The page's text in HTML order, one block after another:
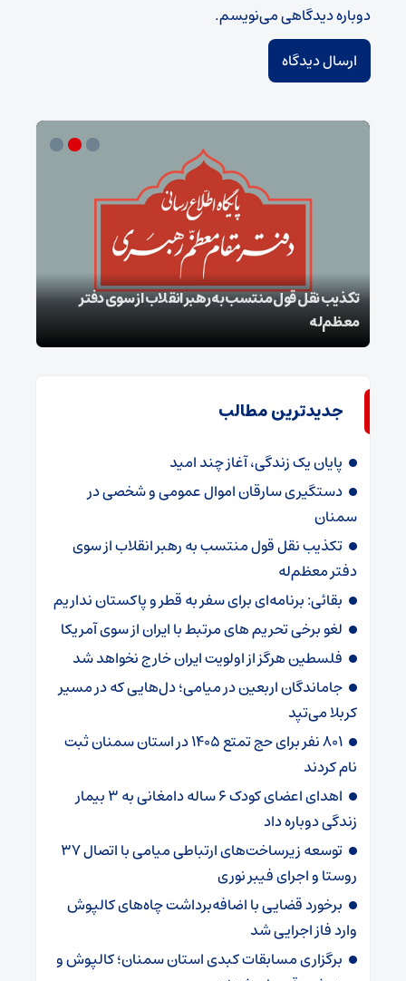
دوباره دیدگاهی می‌نویسم.
تکذیب نقل قول منتسب به رهبر انقلاب از سوی دفتر
معظم‌له
جدیدترین مطالب
پایان یک زندگی، آغاز چند امید
دستگیری سارقان اموال عمومی و شخصی در
سمنان
تکذیب نقل قول منتسب به رهبر انقلاب از سوی
دفتر معظم‌له
بقائی: برنامه‌ای برای سفر به قطر و پاکستان نداریم
لغو برخی تحریم های مرتبط با ایران از سوی آمریکا
فلسطین هرگز از اولویت ایران خارج نخواهد شد
جاماندگان اربعین در میامی؛ دل‌هایی که در مسیر
کربلا می‌تپد
۸۰۱ نفر برای حج تمتع ۱۴۰۵ در استان سمنان ثبت
نام کردند
اهدای اعضای کودک ۶ ساله دامغانی به ۳ بیمار
زندگی دوباره داد
توسعه زیرساخت‌های ارتباطی میامی با اتصال ۳۷
روستا و اجرای فیبر نوری
برخورد قضایی با اضافه‌برداشت چاه‌های کالپوش
وارد فاز اجرایی شد
برگزاری مسابقات کبدی استان سمنان؛ کالپوش و